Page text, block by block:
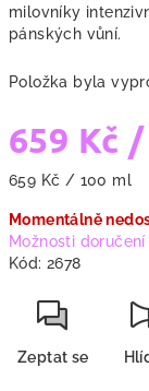
milovníky
pánských vůní.
Položka byla
659 Kč /
Měrná
659 Kč / 100 ml
Momentálně
Možnosti doručení
Kód: 2678
Zeptat se